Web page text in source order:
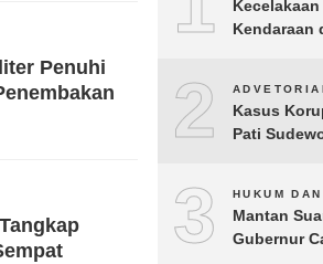
Penuhi
Kendaraan
2
Kasus
Pati
3 HUKUM
Mantan
Gubernur